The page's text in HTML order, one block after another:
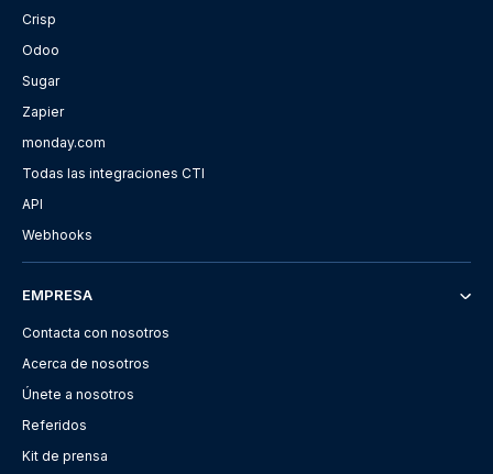
Crisp
Odoo
Sugar
Zapier
monday.com
Todas las integraciones CTI
API
Webhooks
EMPRESA
Contacta con nosotros
Acerca de nosotros
Únete a nosotros
Referidos
Kit de prensa